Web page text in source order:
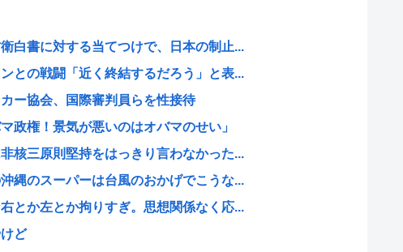
白書に対する当てつけで、日本の制止...
との戦闘「近く終結するだろう」と表...
ー協会、国際審判員らを性接待
政権！景気が悪いのはオバマのせい」
核三原則堅持をはっきり言わなかった...
縄のスーパーは台風のおかげでこうな...
とか左とか拘りすぎ。思想関係なく応...
ど